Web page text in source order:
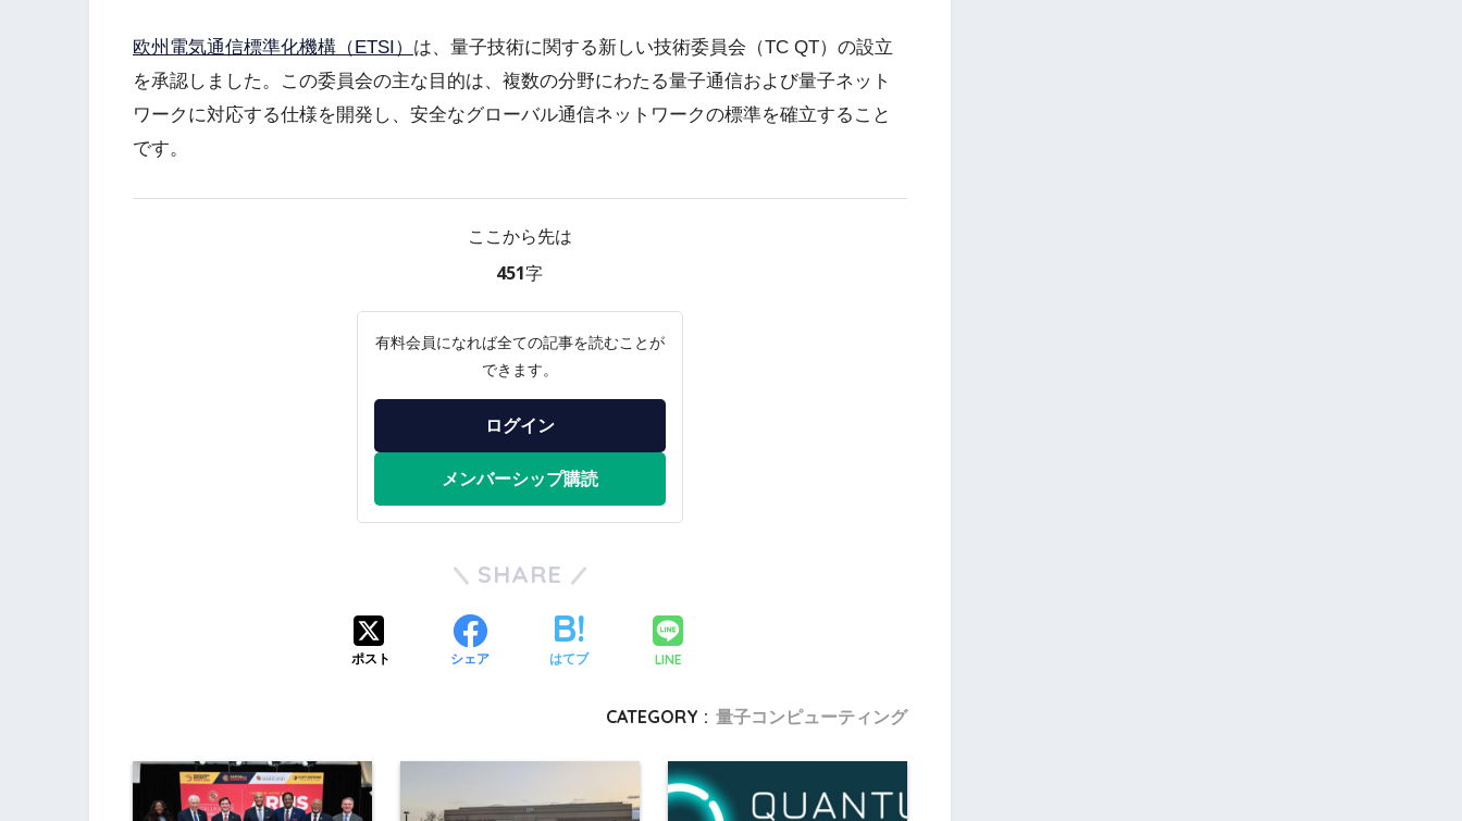
欧州電気通信標準化機構（ETSI） は、量子技術に関する新しい技術委員会（TC QT）の設立
を承認しました。この委員会の主な目的は、複数の分野にわたる量子通信および量子ネット
ワークに対応する仕様を開発し、安全なグローバル通信ネットワークの標準を確立すること
です。
ここから先は
451字
有料会員になれば全ての記事を読むことが
できます。
ログイン
メンバーシップ購読
SHARE
ポスト シェア はてブ LINE
CATEGORY : 量子コンピューティング